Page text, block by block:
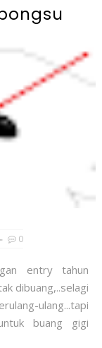
0
entry tahun
dibuang,..selagi
ulang...tapi
buang gigi